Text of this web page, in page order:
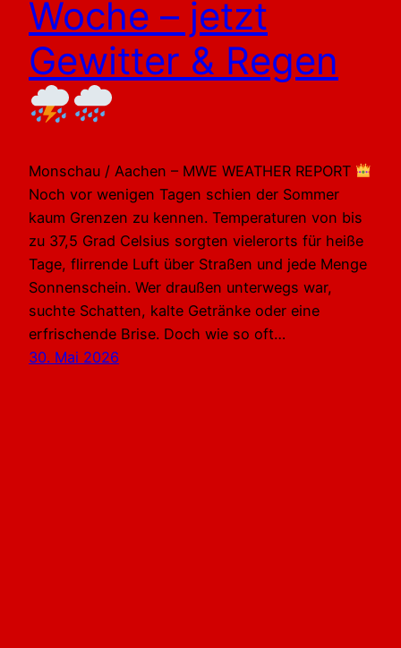
Woche – jetzt
Gewitter & Regen
Monschau / Aachen – MWE WEATHER REPORT
Noch vor wenigen Tagen schien der Sommer
kaum Grenzen zu kennen. Temperaturen von bis
zu 37,5 Grad Celsius sorgten vielerorts für heiße
Tage, flirrende Luft über Straßen und jede Menge
Sonnenschein. Wer draußen unterwegs war,
suchte Schatten, kalte Getränke oder eine
erfrischende Brise. Doch wie so oft…
30. Mai 2026